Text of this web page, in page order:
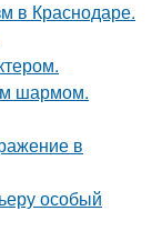
в Краснодаре.
шармом.
в
особый